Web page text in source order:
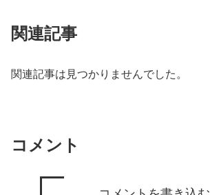
関連記事
関連記事は見つかりませんでした。
コメント